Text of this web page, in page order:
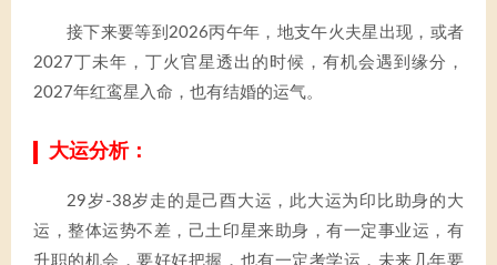
接下来要等到2026丙午年，地支午火夫星出现，或者
2027丁未年，丁火官星透出的时候，有机会遇到缘分，
2027年红鸾星入命，也有结婚的运气。
大运分析：
29岁-38岁走的是己酉大运，此大运为印比助身的大
运，整体运势不差，己土印星来助身，有一定事业运，有
升职的机会，要好好把握，也有一定考学运，未来几年要